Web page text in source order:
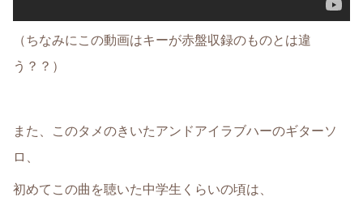
（ちなみにこの動画はキーが赤盤収録のものとは違
う？？）
また、このタメのきいたアンドアイラブハーのギターソ
ロ、
初めてこの曲を聴いた中学生くらいの頃は、